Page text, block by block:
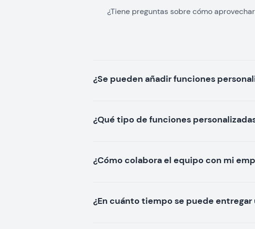
¿Tiene preguntas sobre cómo
¿Se pueden añadir funciones
¿Qué tipo de funciones
¿Cómo colabora el equipo con mi
¿En cuánto tiempo se puede